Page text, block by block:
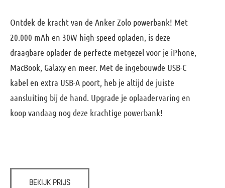
Ontdek de kracht van de Anker Zolo powerbank! Met
20.000 mAh en 30W high-speed opladen, is deze
draagbare oplader de perfecte metgezel voor je iPhone,
MacBook, Galaxy en meer. Met de ingebouwde USB-C
kabel en extra USB-A poort, heb je altijd de juiste
aansluiting bij de hand. Upgrade je oplaadervaring en
koop vandaag nog deze krachtige powerbank!
BEKIJK PRIJS